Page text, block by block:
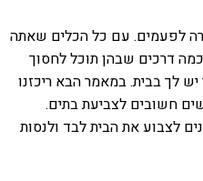
לפעמים. עם כל הכלים שאתה
דרכים שבהן תוכל לחסוך
לך בבית. במאמר הבא ריכזנו
חשובים לצביעת בתים.
לצבוע את הבית לבד ולנסות